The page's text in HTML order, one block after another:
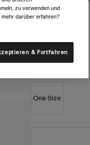
Farben - Mineral/
ausgewählt
One Size
zu verwenden und
darüber erfahren?
& Fortfahren